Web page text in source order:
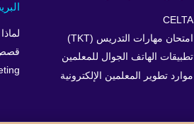
CELTA
امتحان مهارات التدريس (TKT)
تطبيقات الهاتف الجوال للمعلمين
موارد تطوير المعلمين الإلكترونية